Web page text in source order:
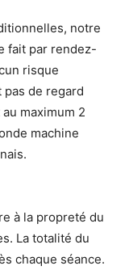
notre
fait par rendez-
risque
pas de regard
maximum 2
machine
à la propreté du
La totalité du
chaque séance.